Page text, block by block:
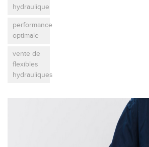
hydraulique
performance
optimale
vente de
flexibles
hydrauliques